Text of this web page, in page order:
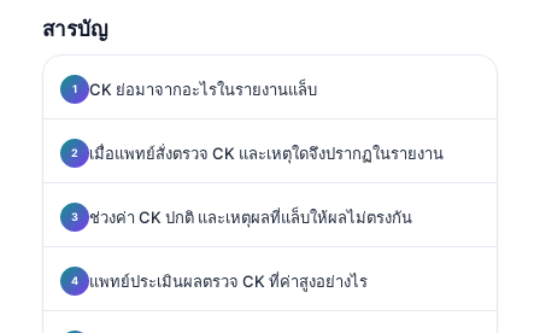
สารบัญ
CK ย่อมาจากอะไรในรายงานแล็บ
เมื่อแพทย์สั่งตรวจ CK และเหตุใดจึงปรากฏในรายงาน
ช่วงค่า CK ปกติ และเหตุผลที่แล็บให้ผลไม่ตรงกัน
แพทย์ประเมินผลตรวจ CK ที่ค่าสูงอย่างไร